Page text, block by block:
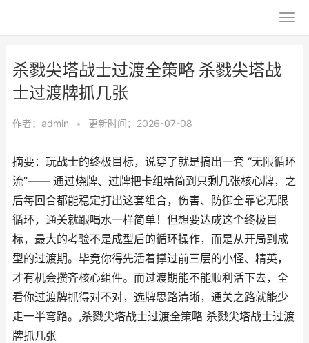
杀戮尖塔战士过渡全策略 杀戮尖塔战
士过渡牌抓几张
作者： admin • 更新时间：2026-07-08
摘要：玩战士的终极目标，说穿了就是搞出一套 “无限循环
流”—— 通过烧牌、过牌把卡组精简到只剩几张核心牌，之
后每回合都能稳定打出这套组合，伤害、防御全靠它无限
循环，通关就跟喝水一样简单！但想要达成这个终极目
标，最大的考验不是成型后的循环操作，而是从开局到成
型的过渡期。毕竟你得先活着撑过前三层的小怪、精英，
才有机会攒齐核心组件。而过渡期能不能顺利活下去，全
看你过渡牌抓得对不对，选牌思路清晰，通关之路就能少
走一半弯路。,杀戮尖塔战士过渡全策略 杀戮尖塔战士过渡
牌抓几张